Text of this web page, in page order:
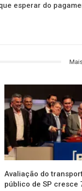
esperar do
Avaliação do
público de SP cresce